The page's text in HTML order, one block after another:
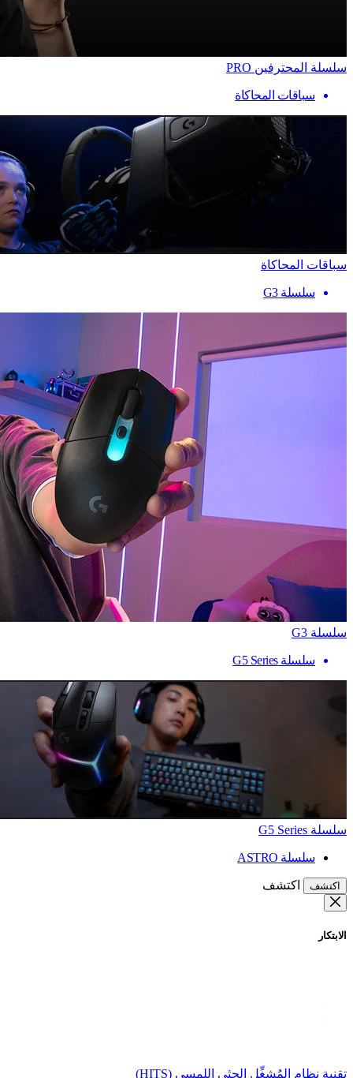
سلسلة المحترفين PRO
سباقات المحاكاة
سباقات المحاكاة
سلسلة G3
سلسلة G3
سلسلة G5 Series
سلسلة G5 Series
سلسلة ASTRO
اكتشف اكتشف
الابتكار
تقنية نظام المُشغِّل الحثي اللمسي (HITS)